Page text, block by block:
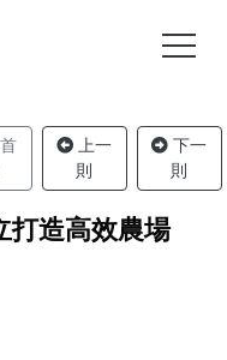
上一
則
下一
則
打造高效農場